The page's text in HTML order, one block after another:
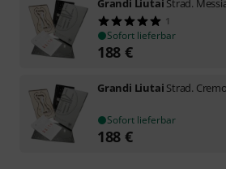
1
Sofort lieferbar
188 €
Grandi Liutai Strad.
Sofort lieferbar
188 €